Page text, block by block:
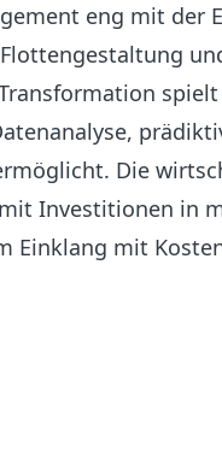
eng mit der
Die
Investitionen in
Einklang mit